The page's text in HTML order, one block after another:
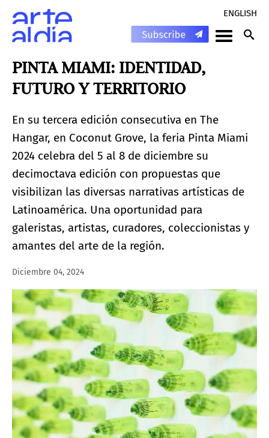
ENGLISH
PINTA MIAMI: IDENTIDAD,
FUTURO Y TERRITORIO
En su tercera edición consecutiva en The
Hangar, en Coconut Grove, la feria Pinta Miami
2024 celebra del 5 al 8 de diciembre su
decimoctava edición con propuestas que
visibilizan las diversas narrativas artísticas de
Latinoamérica. Una oportunidad para
galeristas, artistas, curadores, coleccionistas y
amantes del arte de la región.
Diciembre 04, 2024